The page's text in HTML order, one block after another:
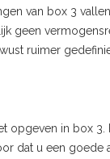
van box 3
geen
ruimer
opgeven in box
dat u een goede